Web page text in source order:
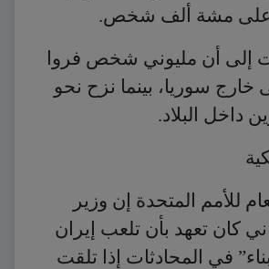
على مشة ألف شخص.
إلى أن مليوني شخص فروا
خارج سوريا، بينما نزح نحو
للأمم المتحدة إن وزير
كان تعهد بأن تلعب إيران
في المحادثات إذا تلقت